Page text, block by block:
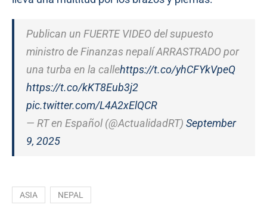
Publican un FUERTE VIDEO del supuesto
ministro de Finanzas nepalí ARRASTRADO por
una turba en la callehttps://t.co/yhCFYkVpeQ
https://t.co/kKT8Eub3j2
pic.twitter.com/L4A2xElQCR
— RT en Español (@ActualidadRT) September
9, 2025
ASIA NEPAL